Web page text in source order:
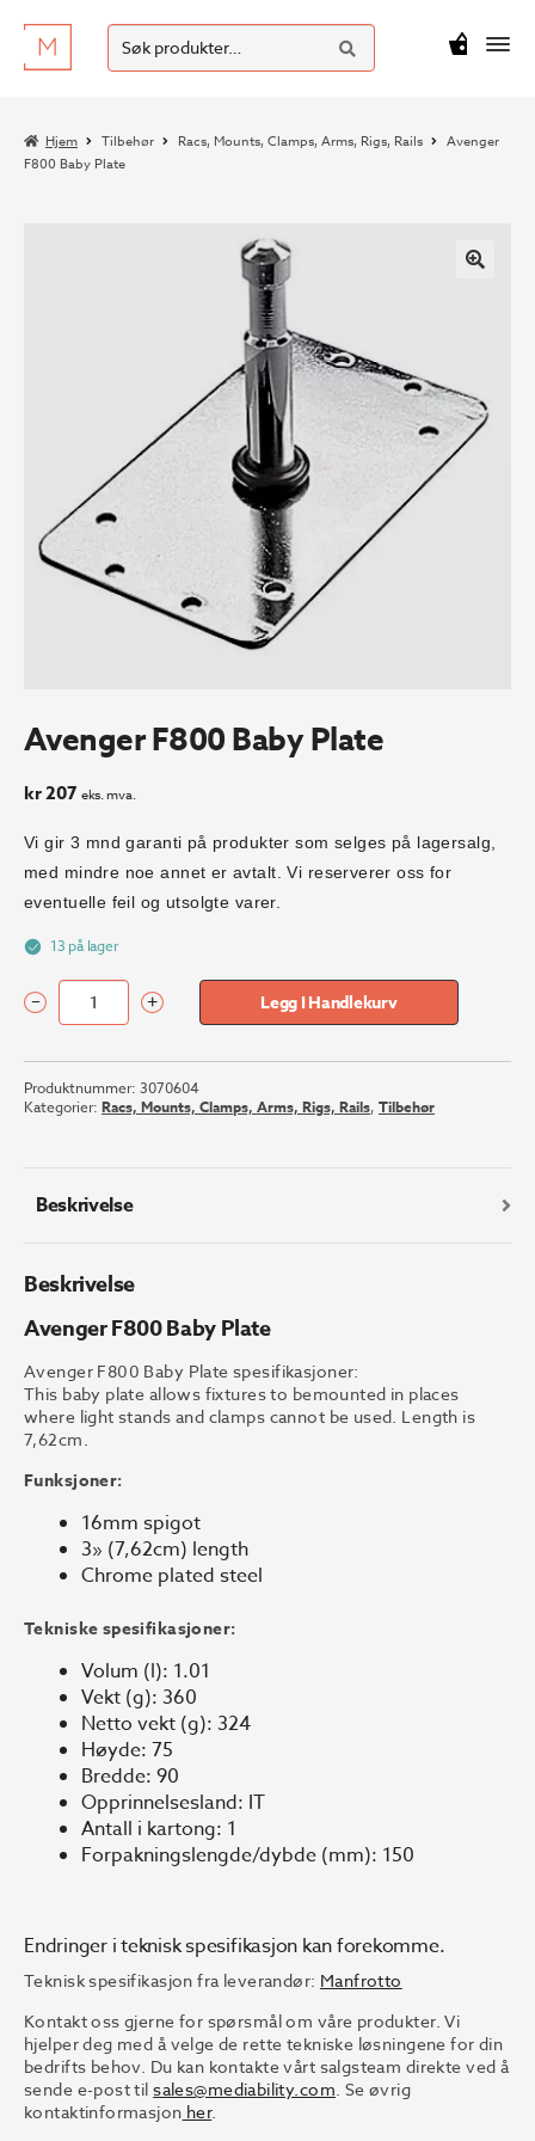
Hopp
til
Hopp
til
Søk
etter:
SØK
kr0
Hjem Tilbehør Racs, Mounts, Clamps, Arms, Rigs, Rails
Avenger
F800 Baby Plate
Avenger F800 Baby Plate
kr207 eks. mva.
Vi gir 3 mnd garanti på produkter som selges på lagersalg,
med mindre noe annet er avtalt. Vi reserverer oss for
eventuelle feil og utsolgte varer.
13 på lager
Avenger
Baby
Plate
antall
– + Legg I Handlekurv
Produktnummer: 3070604
Kategorier: Racs, Mounts, Clamps, Arms, Rigs, Rails, Tilbehør
Beskrivelse
Beskrivelse
Avenger F800 Baby Plate
Avenger F800 Baby Plate spesifikasjoner:
This baby plate allows fixtures to bemounted in places
where light stands and clamps cannot be used. Length is
7,62cm.
Funksjoner:
16mm spigot
3» (7,62cm) length
Chrome plated steel
Tekniske spesifikasjoner:
Volum (l): 1.01
Vekt (g): 360
Netto vekt (g): 324
Høyde: 75
Bredde: 90
Opprinnelsesland: IT
Antall i kartong: 1
Forpakningslengde/dybde (mm): 150
Endringer i teknisk spesifikasjon kan forekomme.
Teknisk spesifikasjon fra leverandør: Manfrotto
Kontakt oss gjerne for spørsmål om våre produkter. Vi
hjelper deg med å velge de rette tekniske løsningene for din
bedrifts behov. Du kan kontakte vårt salgsteam direkte ved å
sende e-post tilsales@mediability.com. Se øvrig
kontaktinformasjon her.